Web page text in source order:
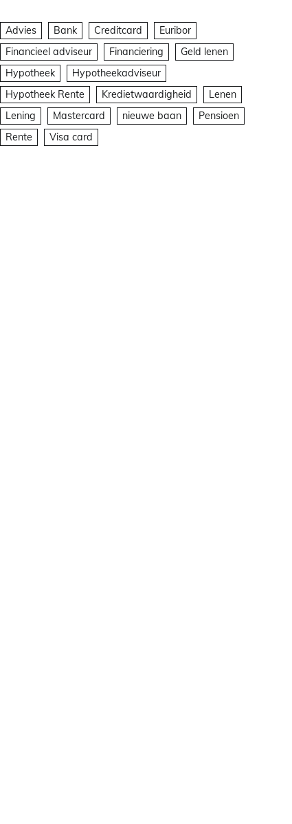
Advies Bank Creditcard
Euribor
Financieel adviseur
Financiering
Geld lenen
Hypotheek
Hypotheekadviseur
Hypotheek Rente
Kredietwaardigheid
Lenen
Lening
Mastercard nieuwe baan
Pensioen
Rente
Visa card